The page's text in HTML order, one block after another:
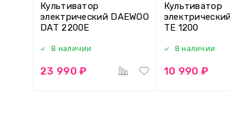
Культиватор
электрический DAEWOO
DAT 2200E
В наличии
23 990 ₽
Культиватор
TE 1200
В наличии
10 990 ₽